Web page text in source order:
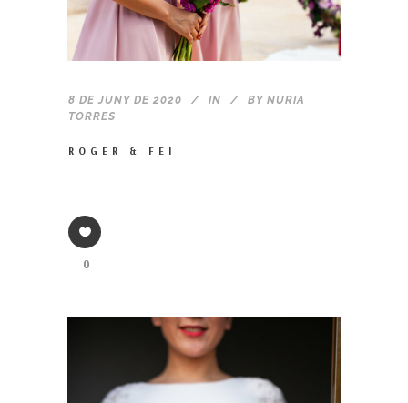
8 DE JUNY DE 2020 IN BY NURIA
TORRES
ROGER & FEI
0